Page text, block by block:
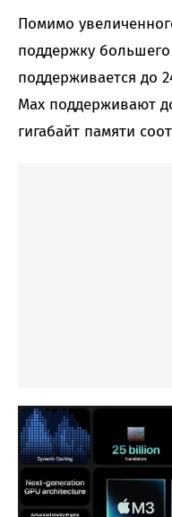
Помимо
поддержку
поддерживается до
Max поддерживают
гигабайт памяти